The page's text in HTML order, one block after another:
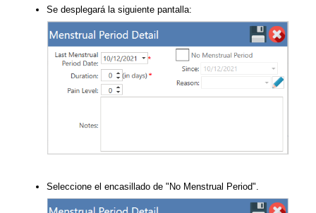
Se desplegará la siguiente pantalla:
Seleccione el encasillado de "No Menstrual Period".